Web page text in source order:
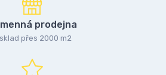
prodejna
přes 2000 m2